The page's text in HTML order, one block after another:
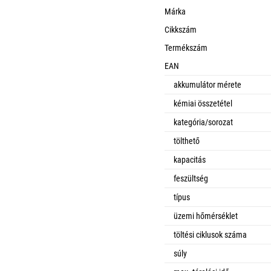
Márka
Cikkszám
Termékszám
EAN
akkumulátor mérete
kémiai összetétel
kategória/sorozat
tölthető
kapacitás
feszültség
típus
üzemi hőmérséklet
töltési ciklusok száma
súly